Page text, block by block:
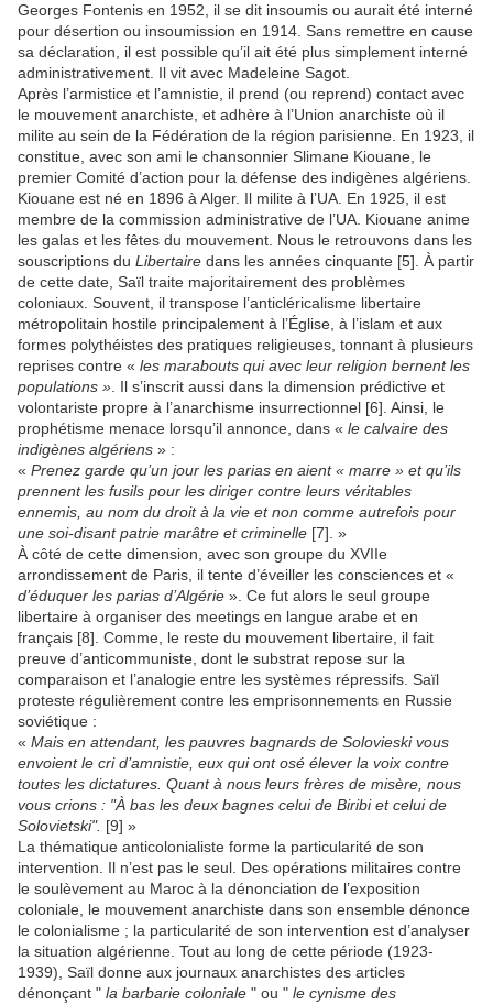
Georges Fontenis en 1952, il se dit insoumis ou aurait été interné
pour désertion ou insoumission en 1914. Sans remettre en cause
sa déclaration, il est possible qu’il ait été plus simplement interné
administrativement. Il vit avec Madeleine Sagot.
Après l’armistice et l’amnistie, il prend (ou reprend) contact avec
le mouvement anarchiste, et adhère à l’Union anarchiste où il
milite au sein de la Fédération de la région parisienne. En 1923, il
constitue, avec son ami le chansonnier Slimane Kiouane, le
premier Comité d’action pour la défense des indigènes algériens.
Kiouane est né en 1896 à Alger. Il milite à l’UA. En 1925, il est
membre de la commission administrative de l’UA. Kiouane anime
les galas et les fêtes du mouvement. Nous le retrouvons dans les
souscriptions du Libertaire dans les années cinquante [5]. À partir
de cette date, Saïl traite majoritairement des problèmes
coloniaux. Souvent, il transpose l’anticléricalisme libertaire
métropolitain hostile principalement à l’Église, à l’islam et aux
formes polythéistes des pratiques religieuses, tonnant à plusieurs
reprises contre « les marabouts qui avec leur religion bernent les
populations » . Il s’inscrit aussi dans la dimension prédictive et
volontariste propre à l’anarchisme insurrectionnel [6]. Ainsi, le
prophétisme menace lorsqu’il annonce, dans « le calvaire des
indigènes algériens » :
« Prenez garde qu’un jour les parias en aient « marre » et qu’ils
prennent les fusils pour les diriger contre leurs véritables
ennemis, au nom du droit à la vie et non comme autrefois pour
une soi-disant patrie marâtre et criminelle [7]. »
À côté de cette dimension, avec son groupe du XVIIe
arrondissement de Paris, il tente d’éveiller les consciences et «
d’éduquer les parias d’Algérie ». Ce fut alors le seul groupe
libertaire à organiser des meetings en langue arabe et en
français [8]. Comme, le reste du mouvement libertaire, il fait
preuve d’anticommuniste, dont le substrat repose sur la
comparaison et l’analogie entre les systèmes répressifs. Saïl
proteste régulièrement contre les emprisonnements en Russie
soviétique :
« Mais en attendant, les pauvres bagnards de Solovieski vous
envoient le cri d’amnistie, eux qui ont osé élever la voix contre
toutes les dictatures. Quant à nous leurs frères de misère, nous
vous crions : "À bas les deux bagnes celui de Biribi et celui de
Solovietski". [9] »
La thématique anticolonialiste forme la particularité de son
intervention. Il n’est pas le seul. Des opérations militaires contre
le soulèvement au Maroc à la dénonciation de l’exposition
coloniale, le mouvement anarchiste dans son ensemble dénonce
le colonialisme ; la particularité de son intervention est d’analyser
la situation algérienne. Tout au long de cette période (1923-
1939), Saïl donne aux journaux anarchistes des articles
dénonçant " la barbarie coloniale " ou " le cynisme des